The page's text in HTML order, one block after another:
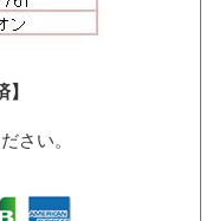
さい。